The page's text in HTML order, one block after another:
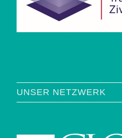
UNSER NETZWERK